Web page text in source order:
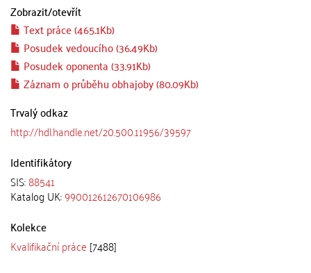
Zobrazit/otevřít
Text práce (465.1Kb)
Posudek vedoucího (36.49Kb)
Posudek oponenta (33.91Kb)
Záznam o průběhu obhajoby (80.09Kb)
Trvalý odkaz
http://hdl.handle.net/20.500.11956/39597
Identifikátory
SIS:88541
Katalog UK:990012612670106986
Kolekce
Kvalifikační práce [7488]